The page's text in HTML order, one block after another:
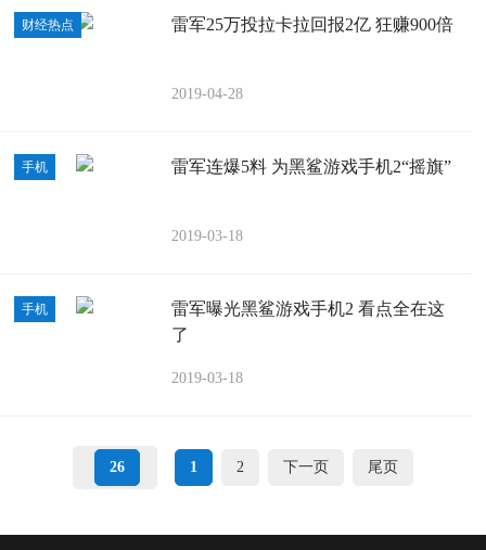
财经热点 雷军25万投拉卡拉回报2亿 狂赚900倍
2019-04-28
手机 雷军连爆5料 为黑鲨游戏手机2“摇旗”
2019-03-18
手机
雷军曝光黑鲨游戏手机2 看点全在这
了
2019-03-18
26 1 2 下一页 尾页